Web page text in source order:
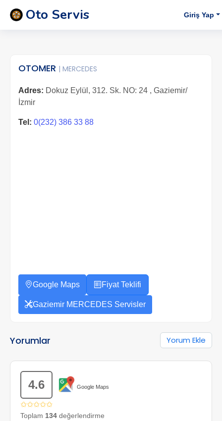
Oto Servis Giriş Yap
OTOMER | MERCEDES
Adres: Dokuz Eylül, 312. Sk. NO: 24 , Gaziemir/
İzmir
Tel: 0(232) 386 33 88
Google Maps Fiyat Teklifi
Gaziemir MERCEDES Servisler
Yorumlar Yorum Ekle
4.6 Google Maps
✩✩✩✩✩
Toplam 134 değerlendirme